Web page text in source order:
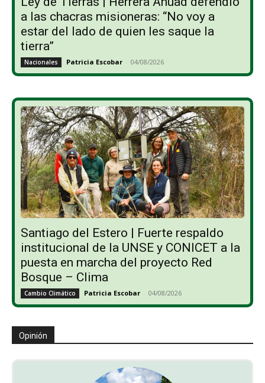
a las chacras misioneras: “No voy a
estar del lado de quien les saque la
tierra”
Nacionales Patricia Escobar - 04/08/2026
Santiago del Estero | Fuerte respaldo
institucional de la UNSE y CONICET a la
puesta en marcha del proyecto Red
Bosque – Clima
Cambio Climático Patricia Escobar - 04/08/2026
Opinión